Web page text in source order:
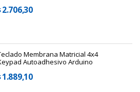
2.706,30
Membrana Matricial 4x4
Autoadhesivo Arduino
1.889,10